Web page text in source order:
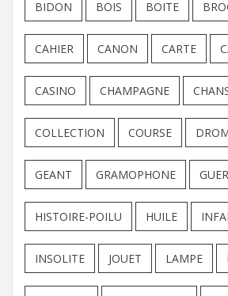
BIDON BOIS BOITE
CAHIER CANON CARTE
CASINO CHAMPAGNE
COLLECTION COURSE
GEANT GRAMOPHONE
HISTOIRE-POILU HUILE
INSOLITE JOUET LAMPE